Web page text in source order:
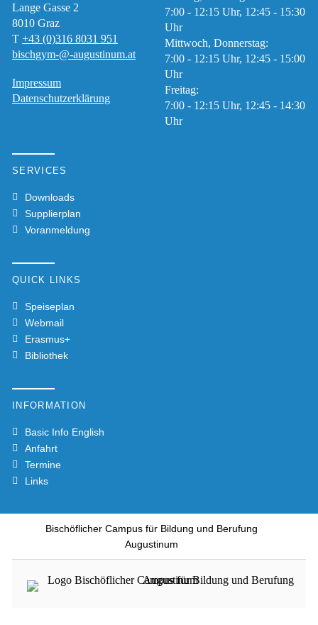
Lange Gasse 2
8010 Graz
T +43 (0)316 8031 951
bischgym-@-augustinum.at
Impressum
Datenschutzerklärung
7:00 - 12:15 Uhr, 12:45 - 15:30
Uhr
Mittwoch, Donnerstag:
7:00 - 12:15 Uhr, 12:45 - 15:00
Uhr
Freitag:
7:00 - 12:15 Uhr, 12:45 - 14:30
Uhr
SERVICES
Downloads
Supplierplan
Voranmeldung
QUICK LINKS
Speiseplan
Webmail
Erasmus+
Bibliothek
INFORMATION
Basic Info English
Anfahrt
Termine
Links
Bischöflicher Campus für Bildung und Berufung
Augustinum